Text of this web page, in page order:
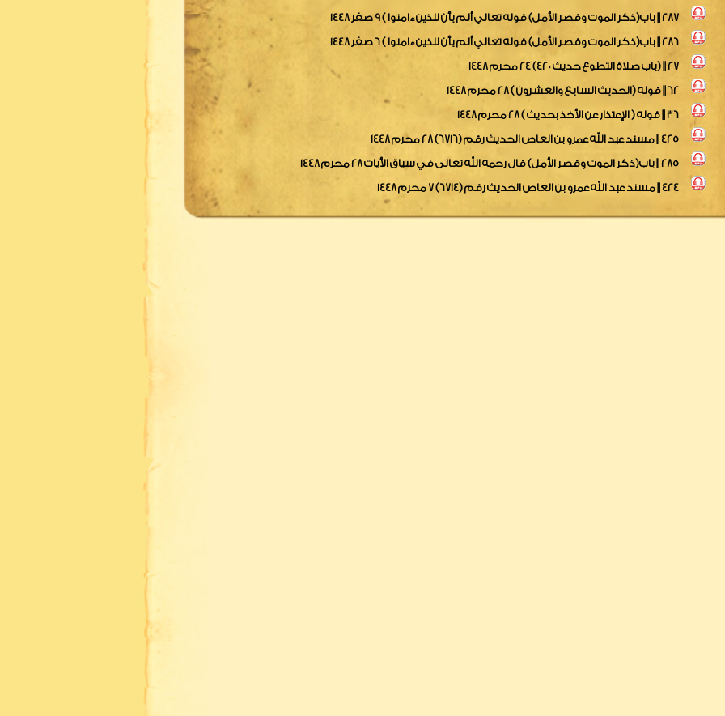
287 || باب(ذكر الموت وقصر الأمل) قوله تعالي ألم يأن للذين ءامنوا ) 9 صفر 1448
286 || باب(ذكر الموت وقصر الأمل) قوله تعالي ألم يأن للذين ءامنوا ) 6 صفر 1448
27 || (باب صلاة التطوع حديث 420) 24 محرم 1448
62 || قوله (الحديث السابع والعشرون ) 28 محرم 1448
36 || قوله ( الإعتذار عن الأخذ بحديث ) 28 محرم 1448
425 || مسند عبد الله عمرو بن العاص الحديث رقم (6716) 28 محرم 1448
285 || باب(ذكر الموت وقصر الأمل) قال رحمه الله تعالى في سياق الأيات 28 محرم 1448
424 || مسند عبد الله عمرو بن العاص الحديث رقم (6714) 7 محرم 1448